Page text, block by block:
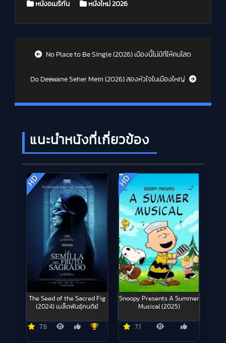
หนังอเมริกัน หนังใหม่ 2026
Post navigationNo Place to Be Single (2026) เมืองนี้ไม่มีที่ให้คนโสด
Do Deewane Seher Mein (2026) สองหัวใจในเมืองใหญ่
แนะนำหนังที่เกี่ยวข้อง
HD
The Seed of the Sacred Fig
(2024) เมล็ดพันธุ์คนดีย์
7.6
HD
Snoopy Presents A Summer
Musical (2025)
7.1